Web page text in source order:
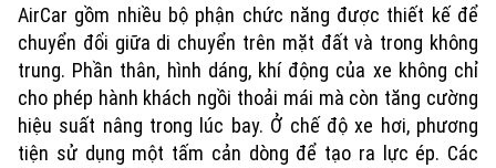
AirCar gồm nhiều bộ phận chức năng được thiết kế để
chuyển đổi giữa di chuyển trên mặt đất và trong không
trung. Phần thân, hình dáng, khí động của xe không chỉ
cho phép hành khách ngồi thoải mái mà còn tăng cường
hiệu suất nâng trong lúc bay. Ở chế độ xe hơi, phương
tiện sử dụng một tấm cản dòng để tạo ra lực ép. Các